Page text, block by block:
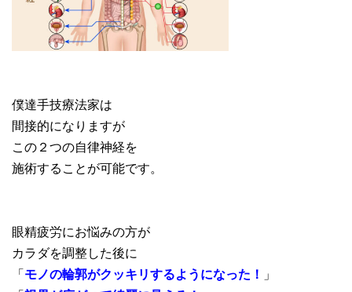
僕達手技療法家は
間接的になりますが
この２つの自律神経を
施術することが可能です。
眼精疲労にお悩みの方が
カラダを調整した後に
「モノの輪郭がクッキリするようになった！ 」